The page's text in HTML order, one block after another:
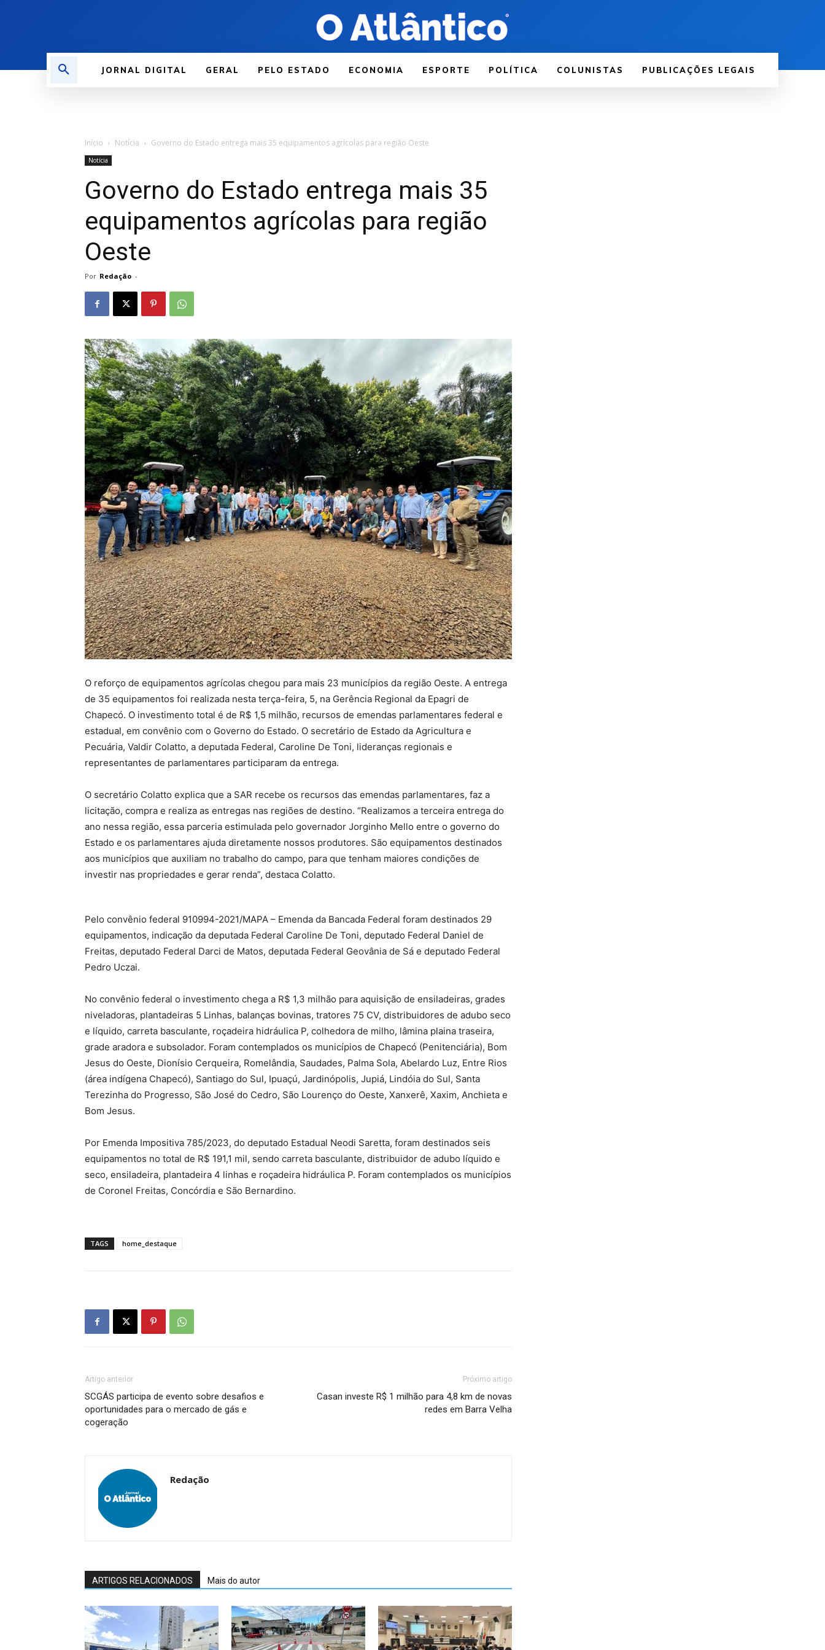
JORNAL DIGITAL GERAL PELO ESTADO ECONOMIA ESPORTE POLÍTICA COLUNISTAS PUBLICAÇÕES LEGAIS
Início Notícia Governo do Estado entrega mais 35 equipamentos agrícolas para região Oeste
Notícia
Governo do Estado entrega mais 35
equipamentos agrícolas para região
Oeste
Por Redação -
O reforço de equipamentos agrícolas chegou para mais 23 municípios da região Oeste. A entrega
de 35 equipamentos foi realizada nesta terça-feira, 5, na Gerência Regional da Epagri de
Chapecó. O investimento total é de R$ 1,5 milhão, recursos de emendas parlamentares federal e
estadual, em convênio com o Governo do Estado. O secretário de Estado da Agricultura e
Pecuária, Valdir Colatto, a deputada Federal, Caroline De Toni, lideranças regionais e
representantes de parlamentares participaram da entrega.
O secretário Colatto explica que a SAR recebe os recursos das emendas parlamentares, faz a
licitação, compra e realiza as entregas nas regiões de destino. “Realizamos a terceira entrega do
ano nessa região, essa parceria estimulada pelo governador Jorginho Mello entre o governo do
Estado e os parlamentares ajuda diretamente nossos produtores. São equipamentos destinados
aos municípios que auxiliam no trabalho do campo, para que tenham maiores condições de
investir nas propriedades e gerar renda”, destaca Colatto.
Pelo convênio federal 910994-2021/MAPA – Emenda da Bancada Federal foram destinados 29
equipamentos, indicação da deputada Federal Caroline De Toni, deputado Federal Daniel de
Freitas, deputado Federal Darci de Matos, deputada Federal Geovânia de Sá e deputado Federal
Pedro Uczai.
No convênio federal o investimento chega a R$ 1,3 milhão para aquisição de ensiladeiras, grades
niveladoras, plantadeiras 5 Linhas, balanças bovinas, tratores 75 CV, distribuidores de adubo seco
e líquido, carreta basculante, roçadeira hidráulica P, colhedora de milho, lâmina plaina traseira,
grade aradora e subsolador. Foram contemplados os municípios de Chapecó (Penitenciária), Bom
Jesus do Oeste, Dionísio Cerqueira, Romelândia, Saudades, Palma Sola, Abelardo Luz, Entre Rios
(área indígena Chapecó), Santiago do Sul, Ipuaçú, Jardinópolis, Jupiá, Lindóia do Sul, Santa
Terezinha do Progresso, São José do Cedro, São Lourenço do Oeste, Xanxerê, Xaxim, Anchieta e
Bom Jesus.
Por Emenda Impositiva 785/2023, do deputado Estadual Neodi Saretta, foram destinados seis
equipamentos no total de R$ 191,1 mil, sendo carreta basculante, distribuidor de adubo líquido e
seco, ensiladeira, plantadeira 4 linhas e roçadeira hidráulica P. Foram contemplados os municípios
de Coronel Freitas, Concórdia e São Bernardino.
TAGS home_destaque
Artigo anterior
SCGÁS participa de evento sobre desafios e
oportunidades para o mercado de gás e
cogeração
Próximo artigo
Casan investe R$ 1 milhão para 4,8 km de novas
redes em Barra Velha
Redação
ARTIGOS RELACIONADOS Mais do autor